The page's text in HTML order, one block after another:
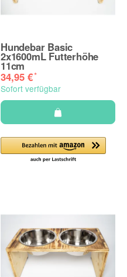
Hundebar Basic
2x1600mL Futterhöhe
11cm
34,95 €*
Sofort verfügbar